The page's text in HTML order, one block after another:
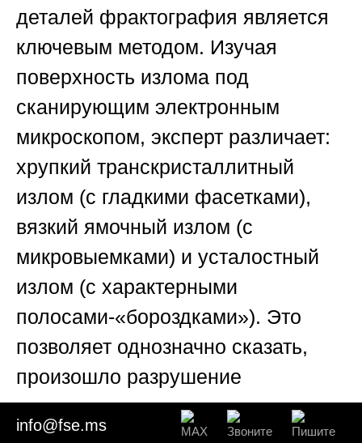
деталей фрактография является
ключевым методом. Изучая
поверхность излома под
сканирующим электронным
микроскопом, эксперт различает:
хрупкий транскристаллитный
излом (с гладкими фасетками),
вязкий ямочный излом (с
микровыемками) и усталостный
излом (с характерными
полосами-«бороздками»). Это
позволяет однозначно сказать,
произошло разрушение
мгновенно от перегрузки или оно
развивалось постепенно из-за
info@fse.ms